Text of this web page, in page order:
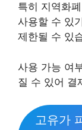
특히 지역화
사용할 수 있
제한될 수 있
사용 가능 여
질 수 있어 결
고유가